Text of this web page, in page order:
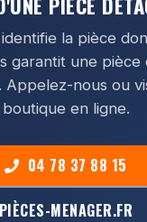
la pièce
garantit une pièce
Appelez-nous ou
boutique en ligne.
04 78 37 88 15
PIÈCES-MENAGER.FR